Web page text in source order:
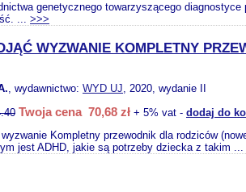
genetycznego towarzyszącego
... >>>
WYZWANIE KOMPLETNY
, wydawnictwo: WYD UJ, 2020, wydanie II
Twoja cena 70,68 zł + 5% vat - dodaj do
Kompletny przewodnik dla rodziców
jest ADHD, jakie są potrzeby dziecka z takim ...